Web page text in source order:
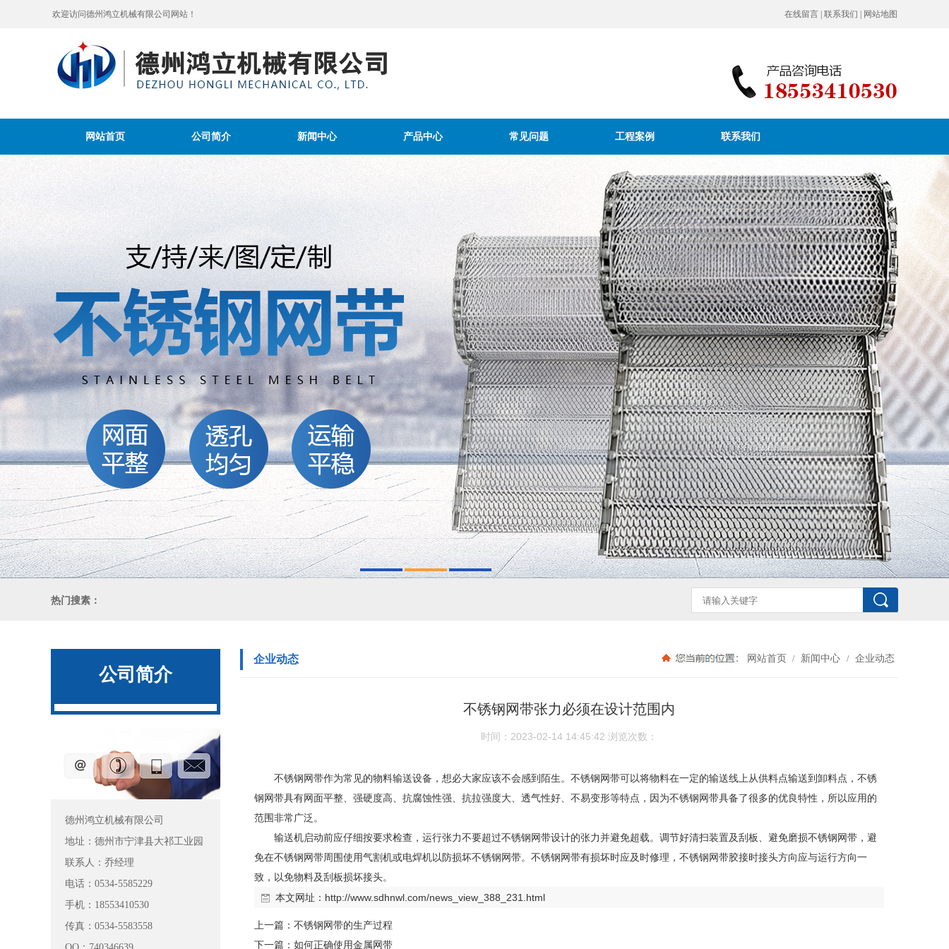
欢迎访问德州鸿立机械有限公司网站！ 在线留言| 联系我们 网站地图
网站首页 公司简介 新闻中心 产品中心 常见问题 工程案例 联系我们
热门搜素：
公司简介
德州鸿立机械有限公司
地址：德州市宁津县大祁工业园
联系人：乔经理
电话：0534-5585229
手机：18553410530
传真：0534-5583558
企业动态 网站首页 / 新闻中心 / 企业动态
不锈钢网带张力必须在设计范围内
时间：2023-02-14 14:45:42 浏览次数：
不锈钢网带作为常见的物料输送设备，想必大家应该不会感到陌生。不锈钢网带可以将物料在一定的输送线上从供料点输送到卸料点，不锈
钢网带具有网面平整、强硬度高、抗腐蚀性强、抗拉强度大、透气性好、不易变形等特点，因为不锈钢网带具备了很多的优良特性，所以应用的
范围非常广泛。
输送机启动前应仔细按要求检查，运行张力不要超过不锈钢网带设计的张力并避免超载。调节好清扫装置及刮板、避免磨损不锈钢网带，避
免在不锈钢网带周围使用气割机或电焊机以防损坏不锈钢网带。不锈钢网带有损坏时应及时修理，不锈钢网带胶接时接头方向应与运行方向一
致，以免物料及刮板损坏接头。
本文网址： http://www.sdhnwl.com/news_view_388_231.html
上一篇： 不锈钢网带的生产过程
下一篇： 如何正确使用金属网带